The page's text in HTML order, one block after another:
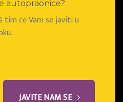
autopraonice?
tim će Vam se javiti u
JAVITE NAM SE